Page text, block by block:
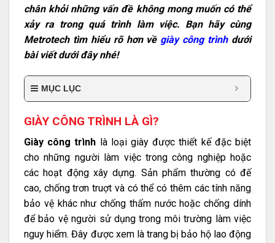
chân khỏi những vấn đề không mong muốn có thể
xảy ra trong quá trình làm việc. Bạn hãy cùng
Metrotech tìm hiểu rõ hơn về giày công trìnhdưới
bài viết dưới đây nhé!
MỤC LỤC
GIÀY CÔNG TRÌNH LÀ GÌ?
Giày công trình là loại giày được thiết kế đặc biệt
cho những người làm việc trong công nghiệp hoặc
các hoạt động xây dựng. Sản phẩm thường có đế
cao, chống trơn truợt và có thể có thêm các tính năng
bảo vệ khác như chống thấm nước hoặc chống dính
để bảo vệ người sử dụng trong môi trường làm việc
nguy hiểm. Đây được xem là trang bị bảo hộ lao động